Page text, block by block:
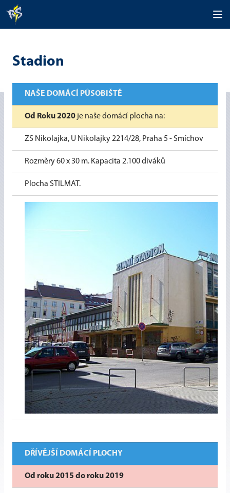
Stadion
NAŠE DOMÁCÍ PŮSOBIŠTĚ
Od Roku 2020 je naše domácí plocha na:
ZS Nikolajka, U Nikolajky 2214/28, Praha 5 - Smíchov
Rozměry 60 x 30 m. Kapacita 2.100 diváků
Plocha STILMAT.
DŘÍVĚJŠÍ DOMÁCÍ PLOCHY
Od roku 2015 do roku 2019